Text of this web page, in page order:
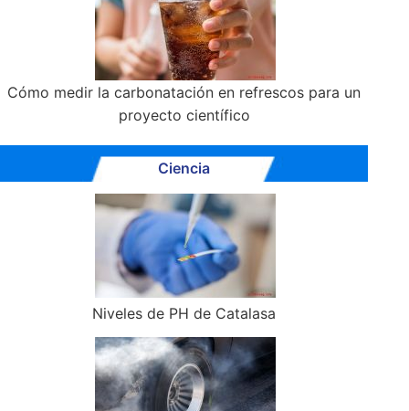
Cómo medir la carbonatación en refrescos para un
proyecto científico
Ciencia
Niveles de PH de Catalasa